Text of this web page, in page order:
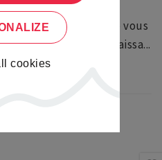
au calme, Sophie vous
d'une maison Renaissa...
cookies